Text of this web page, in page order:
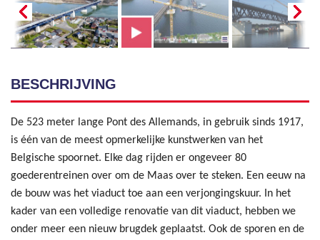
BESCHRIJVING
De 523 meter lange Pont des Allemands, in gebruik sinds 1917,
is één van de meest opmerkelijke kunstwerken van het
Belgische spoornet. Elke dag rijden er ongeveer 80
goederentreinen over om de Maas over te steken. Een eeuw na
de bouw was het viaduct toe aan een verjongingskuur. In het
kader van een volledige renovatie van dit viaduct, hebben we
onder meer een nieuw brugdek geplaatst. Ook de sporen en de